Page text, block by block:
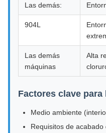
Las demás:
904L
Las demás
máquinas
Alta
Factores clave para
Medio ambiente
Requisitos de